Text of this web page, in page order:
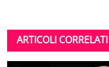
ARTICOLI CORRELATI